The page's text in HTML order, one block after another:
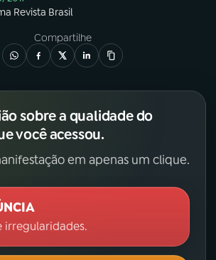
Revista Brasil
Compartilhe
sobre a qualidade do
você acessou.
em apenas um clique.
irregularidades.